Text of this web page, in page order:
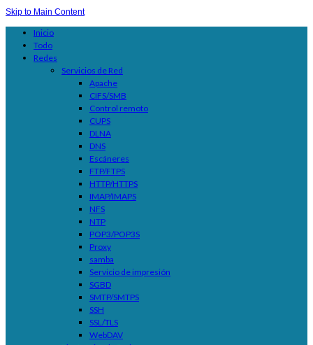
Skip to Main Content
Inicio
Todo
Redes
Servicios de Red
Apache
CIFS/SMB
Control remoto
CUPS
DLNA
DNS
Escáneres
FTP/FTPS
HTTP/HTTPS
IMAP/IMAPS
NFS
NTP
POP3/POP3S
Proxy
samba
Servicio de impresión
SGBD
SMTP/SMTPS
SSH
SSL/TLS
WebDAV